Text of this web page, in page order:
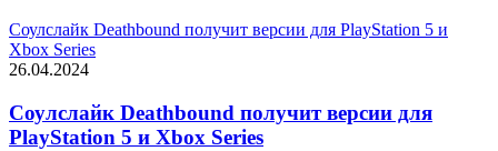
Соулслайк Deathbound получит версии для PlayStation 5 и
Xbox Series
26.04.2024
Соулслайк Deathbound получит версии для
PlayStation 5 и Xbox Series